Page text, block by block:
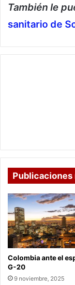
También le
sanitario de
Publicaciones
Colombia ante el
G-20
9 noviembre, 2025